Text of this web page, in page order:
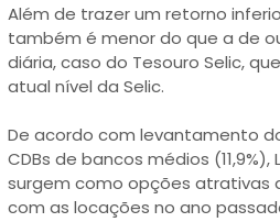
Além de trazer um retorno
também é menor do que a de
diária, caso do Tesouro Selic,
atual nível da Selic.
De acordo com levantamento
CDBs de bancos médios
surgem como opções atrativas
com as locações no ano